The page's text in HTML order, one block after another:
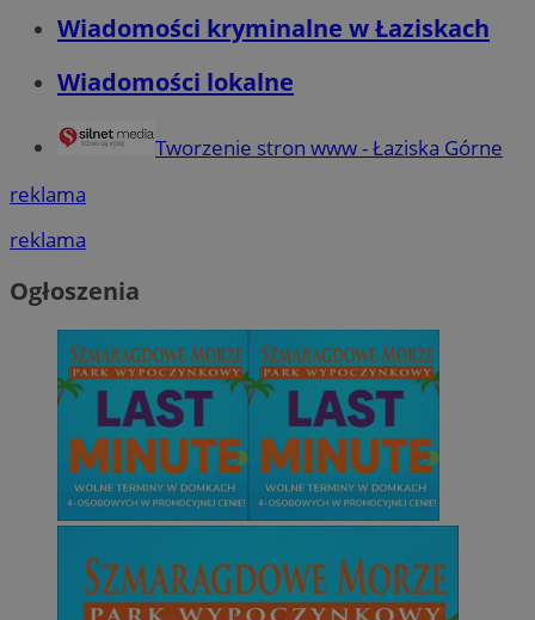
Wiadomości kryminalne w Łaziskach
Wiadomości lokalne
Tworzenie stron www - Łaziska Górne
reklama
reklama
Ogłoszenia